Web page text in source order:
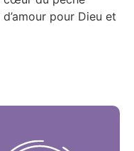
pour Dieu et